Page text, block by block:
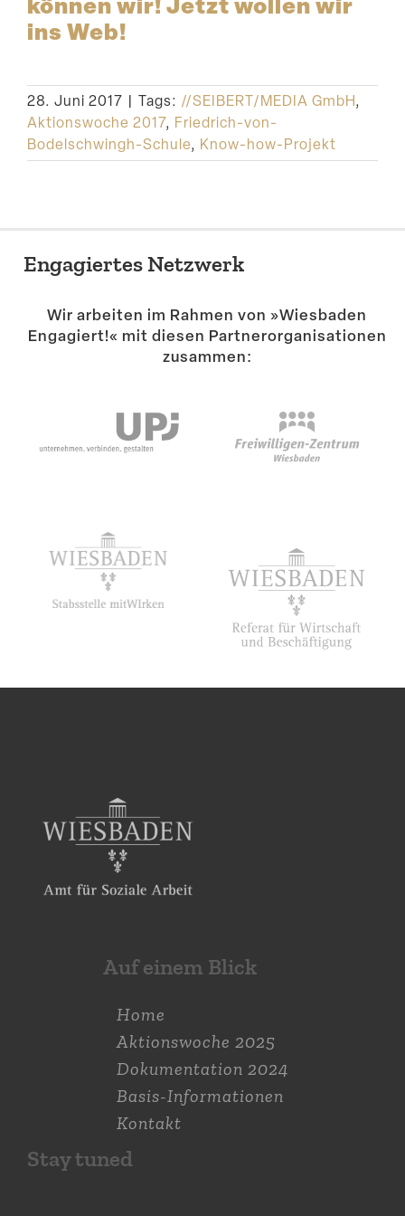
ins Web!
28. Juni 2017 | Tags: //SEIBERT/MEDIA GmbH,
Aktionswoche 2017, Friedrich-von-
Bodelschwingh-Schule, Know-how-Projekt
Engagiertes Netzwerk
Wir arbeiten im Rahmen von »Wiesbaden
Engagiert!« mit diesen Partner­or­ga­ni­sa­tionen
zusammen:
Auf einem Blick
Home
Aktions­woche 2025
Dokumen­tation 2024
Basis-Informationen
Kontakt
Stay tuned